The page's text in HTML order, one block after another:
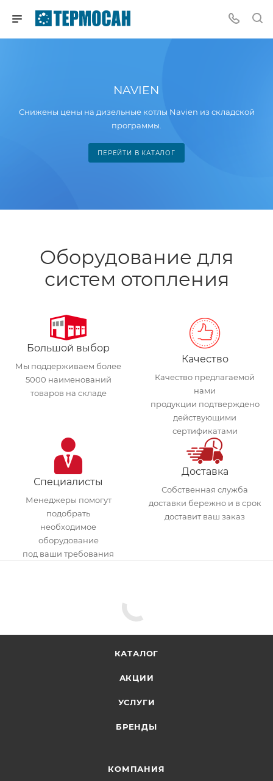
NAVIEN
Снижены цены на дизельные котлы Navien из складской
программы.
ПЕРЕЙТИ В КАТАЛОГ
Оборудование для
систем отопления
Большой выбор
Мы поддерживаем более
5000 наименований
товаров на складе
Качество
Качество предлагаемой
нами
продукции подтверждено
действующими
сертификатами
Специалисты
Менеджеры помогут
подобрать
необходимое
оборудование
под ваши требования
Доставка
Собственная служба
доставки бережно и в срок
доставит ваш заказ
КАТАЛОГ
АКЦИИ
УСЛУГИ
БРЕНДЫ
КОМПАНИЯ